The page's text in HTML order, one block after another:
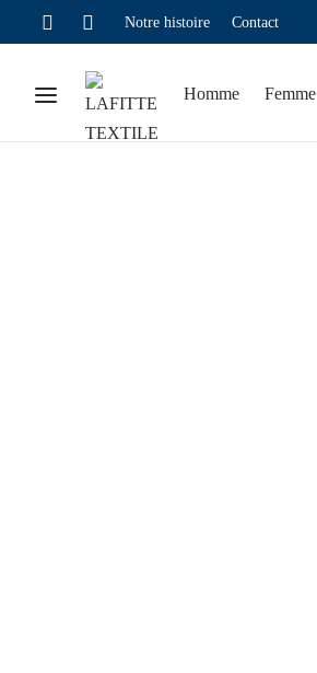
Notre histoire Contact
Homme Femme